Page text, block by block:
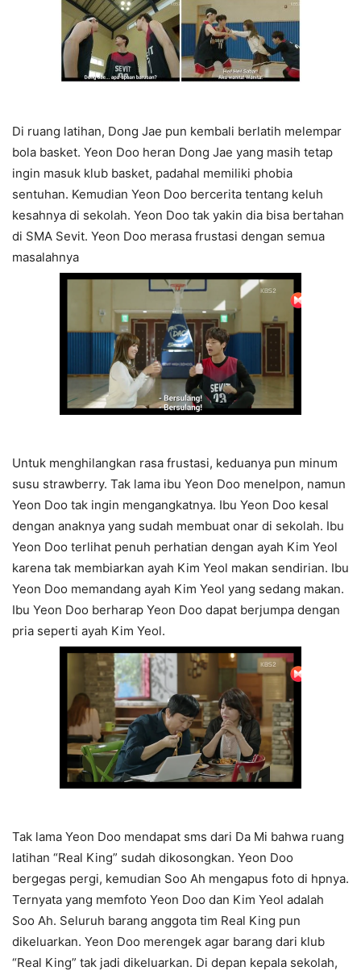
Di ruang latihan, Dong Jae pun kembali berlatih melempar
bola basket. Yeon Doo heran Dong Jae yang masih tetap
ingin masuk klub basket, padahal memiliki phobia
sentuhan. Kemudian Yeon Doo bercerita tentang keluh
kesahnya di sekolah. Yeon Doo tak yakin dia bisa bertahan
di SMA Sevit. Yeon Doo merasa frustasi dengan semua
masalahnya
Untuk menghilangkan rasa frustasi, keduanya pun minum
susu strawberry. Tak lama ibu Yeon Doo menelpon, namun
Yeon Doo tak ingin mengangkatnya. Ibu Yeon Doo kesal
dengan anaknya yang sudah membuat onar di sekolah. Ibu
Yeon Doo terlihat penuh perhatian dengan ayah Kim Yeol
karena tak membiarkan ayah Kim Yeol makan sendirian. Ibu
Yeon Doo memandang ayah Kim Yeol yang sedang makan.
Ibu Yeon Doo berharap Yeon Doo dapat berjumpa dengan
pria seperti ayah Kim Yeol.
Tak lama Yeon Doo mendapat sms dari Da Mi bahwa ruang
latihan “Real King” sudah dikosongkan. Yeon Doo
bergegas pergi, kemudian Soo Ah mengapus foto di hpnya.
Ternyata yang memfoto Yeon Doo dan Kim Yeol adalah
Soo Ah. Seluruh barang anggota tim Real King pun
dikeluarkan. Yeon Doo merengek agar barang dari klub
“Real King” tak jadi dikeluarkan. Di depan kepala sekolah,